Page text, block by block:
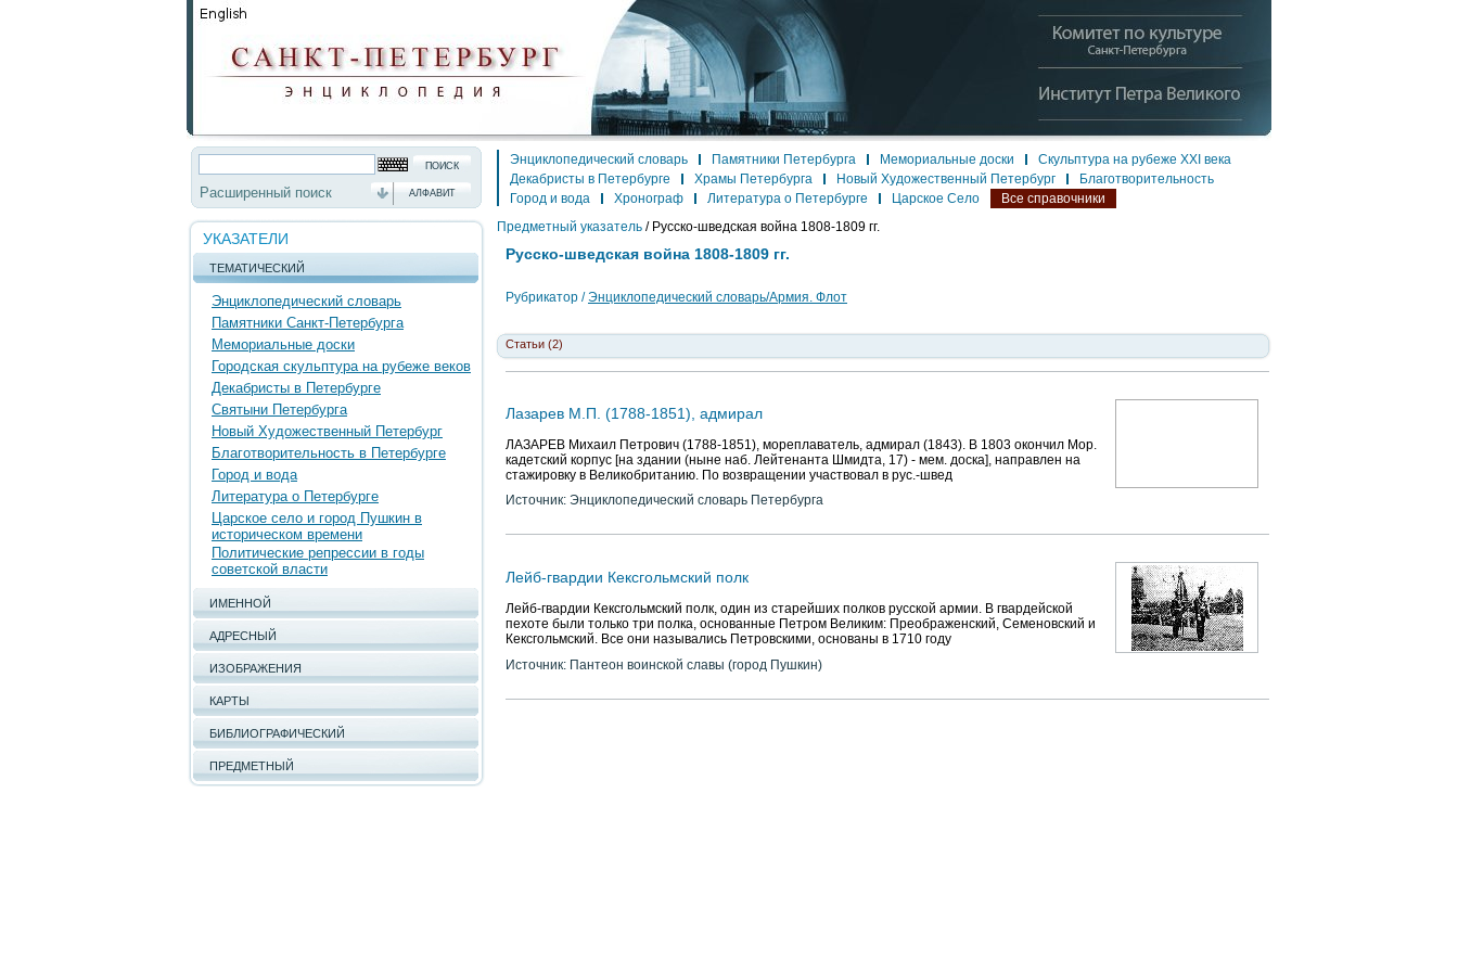
Расширенный поиск АЛФАВИТ
УКАЗАТЕЛИ
ТЕМАТИЧЕСКИЙ
Энциклопедический словарь
Памятники Санкт-Петербурга
Мемориальные доски
Городская скульптура на рубеже веков
Декабристы в Петербурге
Святыни Петербурга
Новый Художественный Петербург
Благотворительность в Петербурге
Город и вода
Литература о Петербурге
Царское село и город Пушкин в
историческом времени
Политические репрессии в годы
советской власти
ИМЕННОЙ
АДРЕСНЫЙ
ИЗОБРАЖЕНИЯ
КАРТЫ
БИБЛИОГРАФИЧЕСКИЙ
ПРЕДМЕТНЫЙ
Энциклопедический словарь Памятники Петербурга Мемориальные доски
Скульптура на рубеже XXI века
Декабристы в Петербурге
Храмы Петербурга Новый Художественный Петербург
Благотворительность
Город и вода
Хронограф Литература о Петербурге Царское Село
Все справочники
Предметный указатель / Русско-шведская война 1808-1809 гг.
Русско-шведская война 1808-1809 гг.
Рубрикатор / Энциклопедический словарь/Армия. Флот
Статьи (2)
Лазарев М.П. (1788-1851), адмирал
ЛАЗАРЕВ Михаил Петрович (1788-1851), мореплаватель, адмирал (1843). В 1803 окончил Мор.
кадетский корпус [на здании (ныне наб. Лейтенанта Шмидта, 17) - мем. доска], направлен на
стажировку в Великобританию. По возвращении участвовал в рус.-швед
Источник: Энциклопедический словарь Петербурга
Лейб-гвардии Кексгольмский полк
Лейб-гвардии Кексгольмский полк, один из старейших полков русской армии. В гвардейской
пехоте были только три полка, основанные Петром Великим: Преображенский, Семеновский и
Кексгольмский. Все они назывались Петровскими, основаны в 1710 году
Источник: Пантеон воинской славы (город Пушкин)